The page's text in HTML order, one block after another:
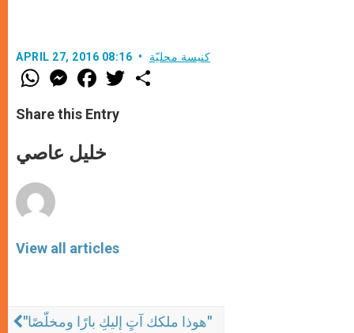
APRIL 27, 2016 08:16 كنيسة محليّة
W
h
t
s
p
p
M
e
s
e
g
e
F
a
e
b
o
k
w
Share this Entry
خليل عاصي
View all articles
"هوذا ملكك آتٍ إليكِ بارًا ومخلّصًا"